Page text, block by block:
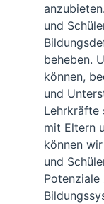
und
beheben.
können,
und
Lehrkräfte
mit Eltern
können
und